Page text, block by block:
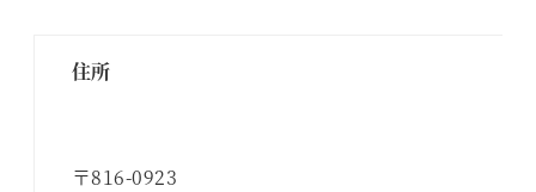
住所
〒816-0923